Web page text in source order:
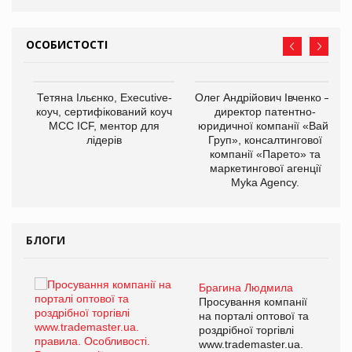
ОСОБИСТОСТІ
Тетяна Ільєнко, Executive-
коуч, сертифікований коуч
МСС ICF, ментор для
лідерів
Олег Андрійович Івченко —
директор патентно-
юридичної компанії «Вайз
Груп», консалтингової
компанії «Парето» та
маркетингової агенції
Myka Agency.
БЛОГИ
Брагина Людмила
Просування компанії
на порталі оптової та
роздрібної торгівлі
www.trademaster.ua.